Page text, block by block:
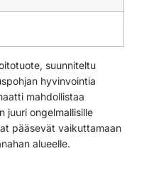
suunniteltu
hyvinvointia
mahdollistaa
juuri ongelmallisille
pääsevät vaikuttamaan
alueelle.